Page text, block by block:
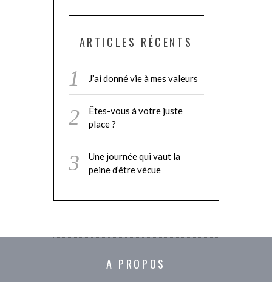
ARTICLES RÉCENTS
J’ai donné vie à mes valeurs
Êtes-vous à votre juste
place ?
Une journée qui vaut la
peine d’être vécue
A PROPOS